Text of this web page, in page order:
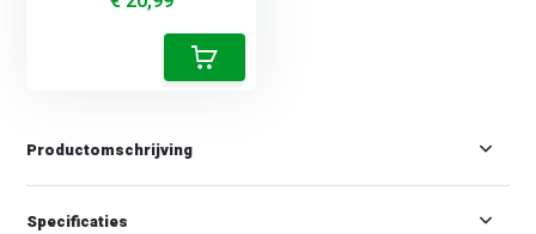
Productomschrijving
Specificaties